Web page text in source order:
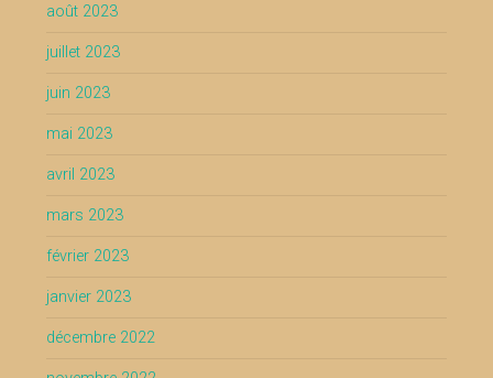
août 2023
juillet 2023
juin 2023
mai 2023
avril 2023
mars 2023
février 2023
janvier 2023
décembre 2022